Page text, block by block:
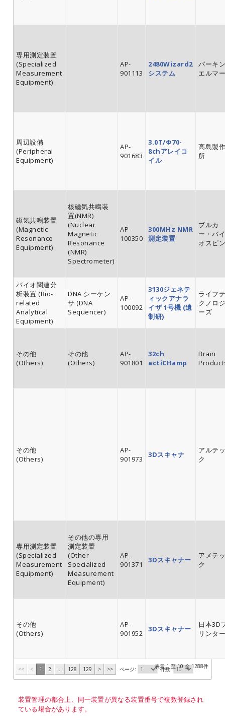
専用測定装置
(Specialized
Measurement
Equipment)
AP-
901113
2480Wizard2
システム
パーキ
エルマ
周辺設備
(Peripheral
Equipment)
AP-
901683
3.0T/Φ70-
8chアレイコ
イル
高島製
所
磁気共鳴装置
(Magnetic
Resonance
Equipment)
核磁気共鳴装
置(NMR)
(Nuclear
Magnetic
Resonance
(NMR)
Spectrometer)
AP-
100350
300MHz NMR
測定装置
ブルカ
ー・バ
オスピ
バイオ関連分
析装置 (Bio-
related
Analytical
Equipment)
DNA シーケン
サ (DNA
Sequencer)
AP-
100092
3130ジェネテ
ィックアナラ
イザ 1号機 (遺
制研)
ライフ
クノロ
ーズ
その他
(Others)
その他
(Others)
AP-
901801
32ch
actiCHamp
Brain
その他
(Others)
AP-
901973
3Dスキャナ
アルテ
ク
専用測定装置
(Specialized
Measurement
Equipment)
その他の専用
測定装置
(Other
Specialized
Measurement
Equipment)
AP-
901371
3Dスキャナー
アメテ
ク
その他
(Others)
AP-
901952
3Dスキャナー
日本3D
リンタ
<< < 1 2 ... 128 129 > >> ページ: 件数:
表示 1 至 10 全 1288件
装置管理の都合上、同一装置が異なる装置番号で複数登録され
ている場合があります。